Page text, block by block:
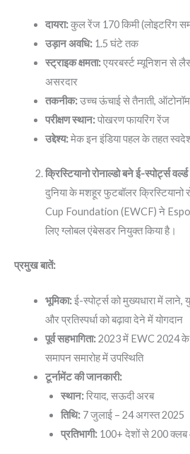
दायरा:कुल रेंज 170 किमी (लोइटरिंग
उड़ान अवधि:1.5 घंटे तक
स्ट्राइक क्षमता:एयरबर्स्ट म्यूनिशन से
असरदार
तकनीक:उच्च ऊंचाई से तैनाती,
परीक्षण स्थान:पोखरण फायरिंग रेंज
उद्देश्य:मेक इन इंडिया पहल के तहत
क्रिस्टियानो रोनाल्डो बने ई-स्पोर्ट्स
दुनिया के मशहूर फुटबॉलर
Cup Foundation (EWCF) ने
लिए ग्लोबल एंबेसडर नियुक्त किया है।
प्रमुख बातें:
भूमिका:ई-स्पोर्ट्स को मुख्यधारा में लाने,
और प्रतिस्पर्धा को बढ़ावा देने में योगदान
पूर्व सहभागिता:2023 में EWC 2024 के
समापन समारोह में उपस्थिति
टूर्नामेंट की जानकारी:
स्थान:रियाद, सऊदी अरब
तिथि:7 जुलाई – 24 अगस्त 2025
प्रतिभागी:100+ देशों से 200 क्लब